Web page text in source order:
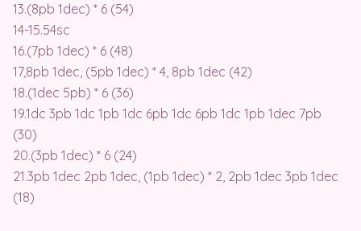
13.(8pb 1dec) * 6 (54)
14-15.54sc
16.(7pb 1dec) * 6 (48)
17,8pb 1dec, (5pb 1dec) * 4, 8pb 1dec (42)
18.(1dec 5pb) * 6 (36)
19.1dc 3pb 1dc 1pb 1dc 6pb 1dc 6pb 1dc 1pb 1dec 7pb
(30)
20.(3pb 1dec) * 6 (24)
21.3pb 1dec 2pb 1dec, (1pb 1dec) * 2, 2pb 1dec 3pb 1dec
(18)